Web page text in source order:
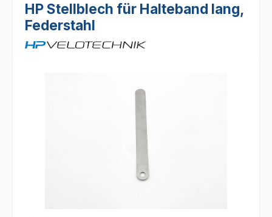
HP Stellblech für Halteband lang,
Federstahl